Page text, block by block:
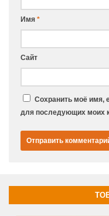
Имя *
Сайт
Сохранить моё имя,
для последующих моих